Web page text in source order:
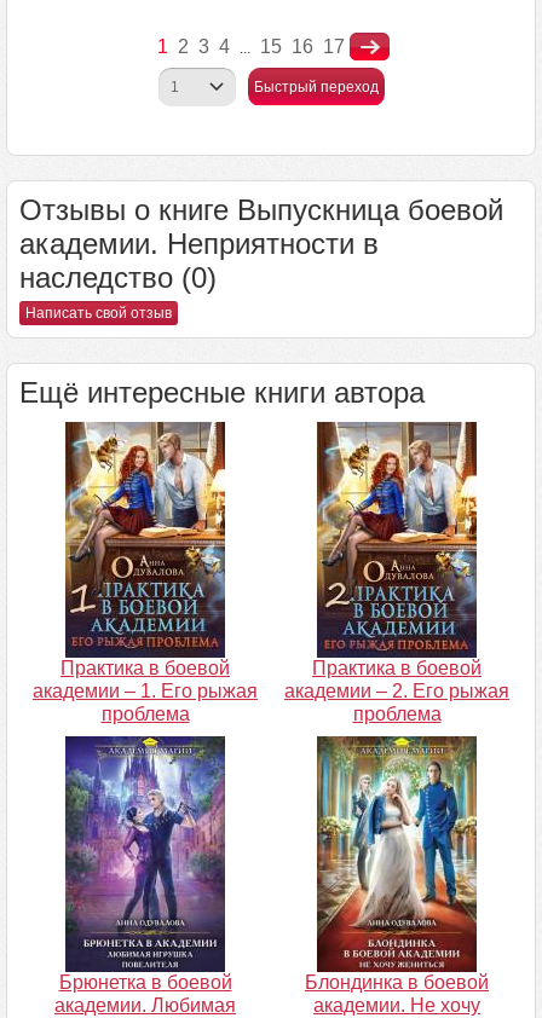
1 2 3 4 ... 15 16 17
Быстрый переход
Отзывы о книге Выпускница боевой
академии. Неприятности в
наследство (0)
Написать свой отзыв
Ещё интересные книги автора
Практика в боевой
академии – 1. Его рыжая
проблема
Практика в боевой
академии – 2. Его рыжая
проблема
Брюнетка в боевой
академии. Любимая
Блондинка в боевой
академии. Не хочу